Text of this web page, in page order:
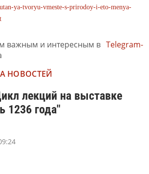
ya-tvoryu-vmeste-s-prirodoy-i-eto-menya-
важным и интересным в Telegram-
НОВОСТЕЙ
лекций на выставке
1236 года"